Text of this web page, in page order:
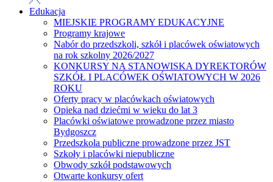
Edukacja
MIEJSKIE PROGRAMY EDUKACYJNE
Programy krajowe
Nabór do przedszkoli, szkół i placówek oświatowych
na rok szkolny 2026/2027
KONKURSY NA STANOWISKA DYREKTORÓW
SZKÓŁ I PLACÓWEK OŚWIATOWYCH W 2026
ROKU
Oferty pracy w placówkach oświatowych
Opieka nad dziećmi w wieku do lat 3
Placówki oświatowe prowadzone przez miasto
Bydgoszcz
Przedszkola publiczne prowadzone przez JST
Szkoły i placówki niepubliczne
Obwody szkół podstawowych
Otwarte konkursy ofert